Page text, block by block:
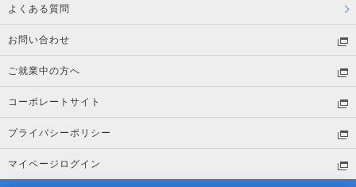
よくある質問
お問い合わせ
ご就業中の方へ
コーポレートサイト
プライバシーポリシー
マイページログイン